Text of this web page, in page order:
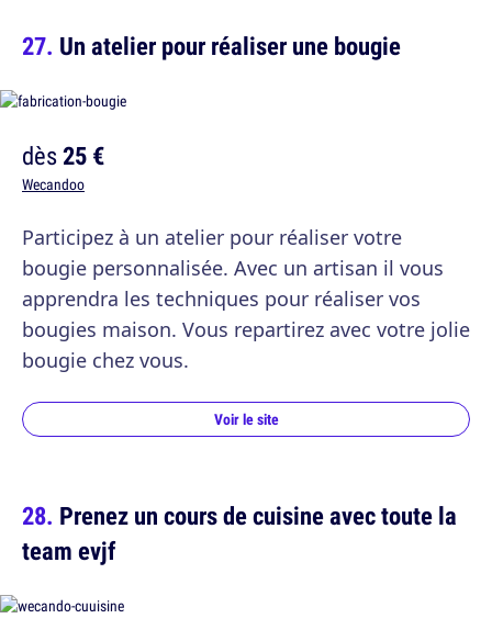
Un atelier pour réaliser une bougie
dès25 €
Wecandoo
Participez à un atelier pour réaliser votre
bougie personnalisée. Avec un artisan il vous
apprendra les techniques pour réaliser vos
bougies maison. Vous repartirez avec votre jolie
bougie chez vous.
Voir le site
Prenez un cours de cuisine avec toute la
team evjf